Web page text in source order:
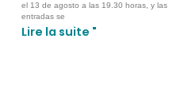
el 13 de agosto a las 19.30 horas, y las
entradas se
Lire la suite "